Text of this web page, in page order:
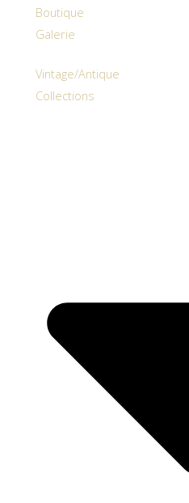
Boutique
Galerie
Vintage/Antique
Collections